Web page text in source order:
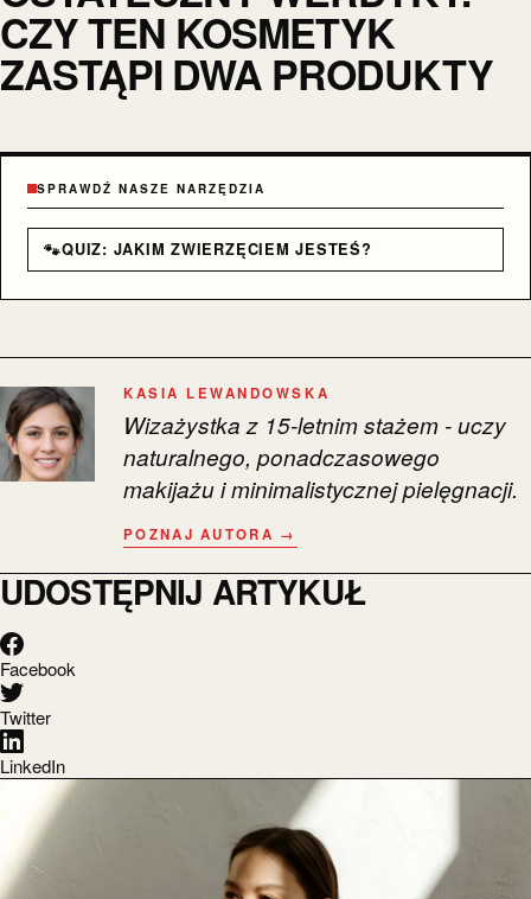
CZY TEN KOSMETYK
ZASTĄPI DWA PRODUKTY
SPRAWDŹ NASZE NARZĘDZIA
🐾QUIZ: JAKIM ZWIERZĘCIEM JESTEŚ?
KASIA LEWANDOWSKA
Wizażystka z 15-letnim stażem - uczy
naturalnego, ponadczasowego
makijażu i minimalistycznej pielęgnacji.
POZNAJ AUTORA →
UDOSTĘPNIJ ARTYKUŁ
Facebook
Twitter
LinkedIn